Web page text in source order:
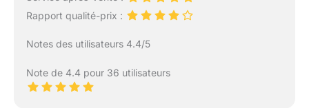
Rapport qualité-prix :
Notes des utilisateurs 4.4/5
Note de 4.4 pour 36 utilisateurs